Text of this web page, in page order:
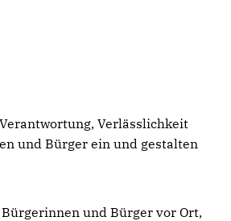
Verlässlichkeit
und Bürger ein und gestalten
und Bürger vor Ort,